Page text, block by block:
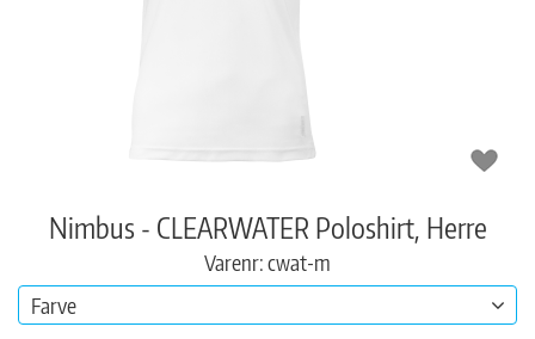
Nimbus - CLEARWATER Poloshirt, Herre
Varenr: cwat-m
Farve